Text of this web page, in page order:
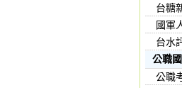
台糖
國軍
台水
公職
公職